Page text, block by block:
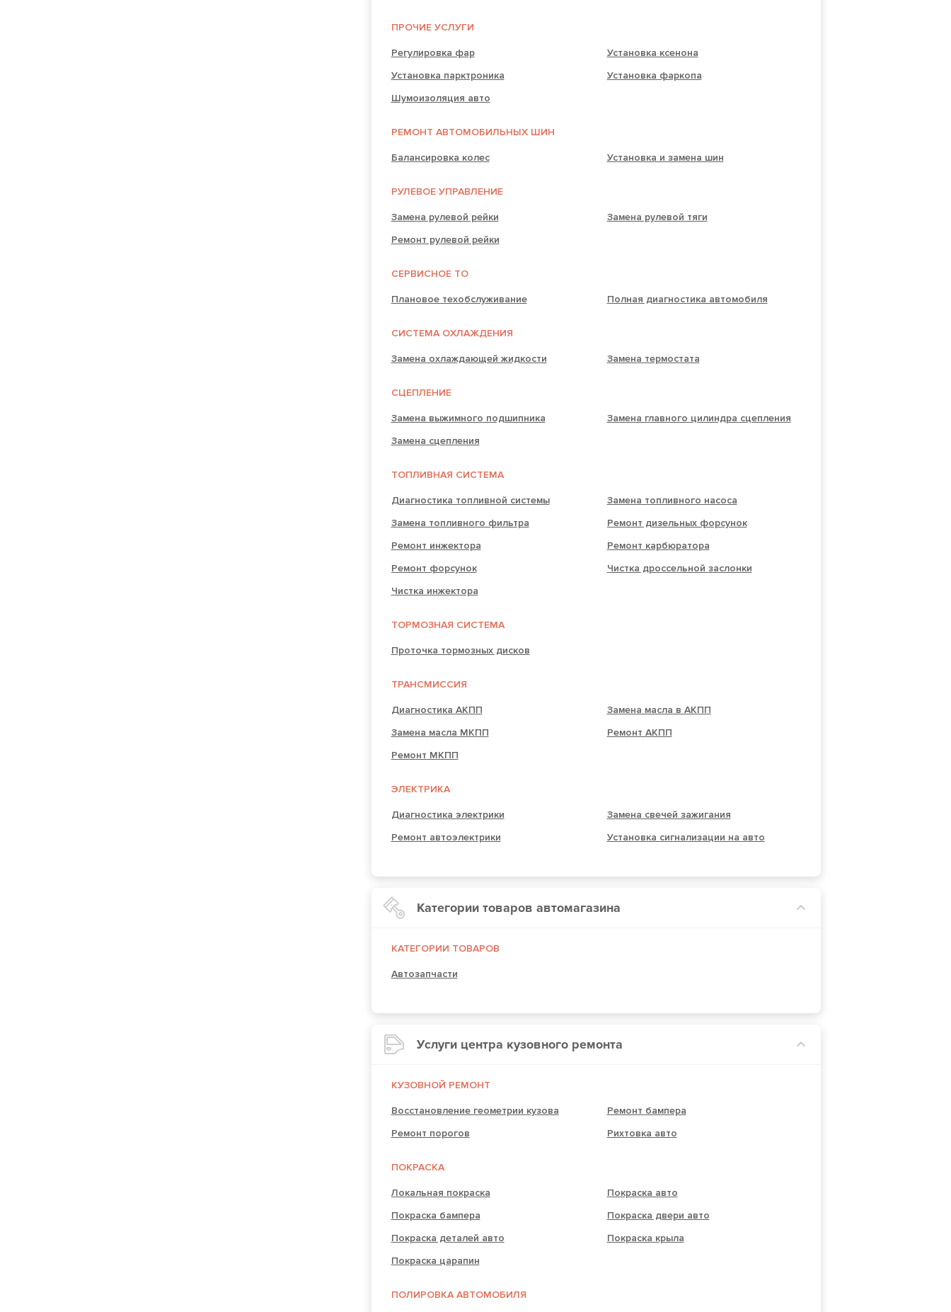
ПРОЧИЕ УСЛУГИ
Регулировка фар
Установка ксенона
Установка парктроника
Установка фаркопа
Шумоизоляция авто
РЕМОНТ АВТОМОБИЛЬНЫХ ШИН
Балансировка колес Установка и замена шин
РУЛЕВОЕ УПРАВЛЕНИЕ
Замена рулевой рейки
Замена рулевой тяги
Ремонт рулевой рейки
СЕРВИСНОЕ ТО
Плановое техобслуживание Полная диагностика автомобиля
СИСТЕМА ОХЛАЖДЕНИЯ
Замена охлаждающей жидкости Замена термостата
СЦЕПЛЕНИЕ
Замена выжимного подшипника
Замена главного цилиндра сцепления
Замена сцепления
ТОПЛИВНАЯ СИСТЕМА
Диагностика топливной системы
Замена топливного насоса
Замена топливного фильтра
Ремонт дизельных форсунок
Ремонт инжектора
Ремонт карбюратора
Ремонт форсунок
Чистка дроссельной заслонки
Чистка инжектора
ТОРМОЗНАЯ СИСТЕМА
Проточка тормозных дисков
ТРАНСМИССИЯ
Диагностика АКПП
Замена масла в АКПП
Замена масла МКПП
Ремонт АКПП
Ремонт МКПП
ЭЛЕКТРИКА
Диагностика электрики
Замена свечей зажигания
Ремонт автоэлектрики
Установка сигнализации на авто
Категории товаров автомагазина
КАТЕГОРИИ ТОВАРОВ
Автозапчасти
Услуги центра кузовного ремонта
КУЗОВНОЙ РЕМОНТ
Восстановление геометрии кузова
Ремонт бампера
Ремонт порогов
Рихтовка авто
ПОКРАСКА
Локальная покраска
Покраска авто
Покраска бампера
Покраска двери авто
Покраска деталей авто
Покраска крыла
Покраска царапин
ПОЛИРОВКА АВТОМОБИЛЯ